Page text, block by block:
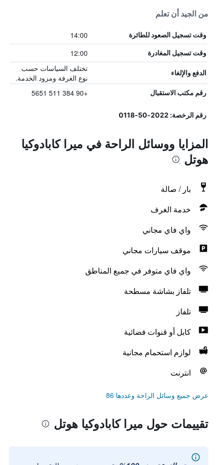
من الجيد أن تعلم
وقت تسجيل الصعود للطائرة 14:00
وقت تسجيل المغادرة 12:00
الدفع والإلغاء
تختلف السياسات حسب
نوع الغرفة ومزود الخدمة.
رقم مكتب الاستقبال +90 384 511 5651
رقم الرخصة: 2022-50-0118
المزايا ووسائل الراحة في ميرا كابادوكيا
هوتل
بار / صالة
خدمة الغرف
واي فاي مجاني
موقف سيارات مجاني
واي فاي متوفر في جميع المناطق
تلفاز بشاشة مسطحة
تلفاز
كابل أو قنوات فضائية
لوازم استحمام مجانية
انترنت
عرض جميع وسائل الراحة وعددها 86
تقييمات حول ميرا كابادوكيا هوتل